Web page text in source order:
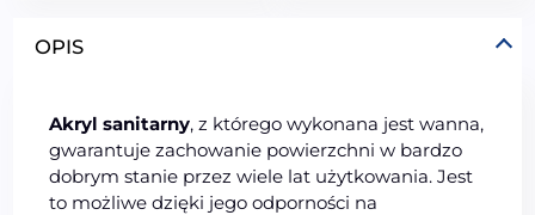
OPIS
Akryl sanitarny, z którego wykonana jest wanna,
gwarantuje zachowanie powierzchni w bardzo
dobrym stanie przez wiele lat użytkowania. Jest
to możliwe dzięki jego odporności na